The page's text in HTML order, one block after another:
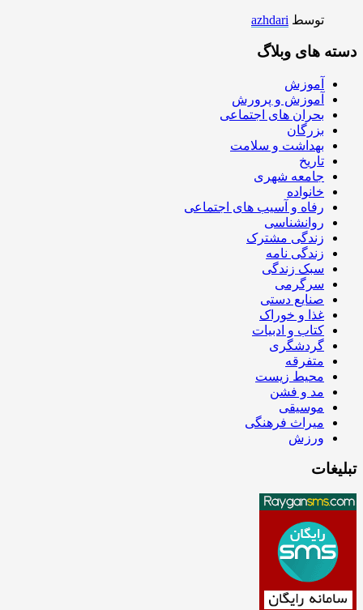
توسط azhdari
دسته های وبلاگ
آموزش
آموزش و پرورش
بحران های اجتماعی
بزرگان
بهداشت و سلامت
تاریخ
جامعه شهری
خانواده
رفاه و آسیب های اجتماعی
روانشناسی
زندگی مشترک
زندگی نامه
سبک زندگی
سرگرمی
صنایع دستی
غذا و خوراک
کتاب و ادبیات
گردشگری
متفرقه
محیط زیست
مد و فشن
موسیقی
میراث فرهنگی
ورزش
تبلیغات